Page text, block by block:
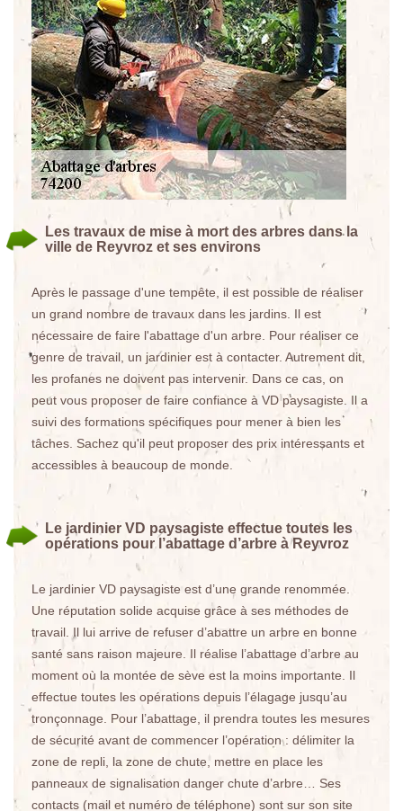
Les travaux de mise à mort des arbres dans la
ville de Reyvroz et ses environs
Après le passage d'une tempête, il est possible de réaliser
un grand nombre de travaux dans les jardins. Il est
nécessaire de faire l'abattage d'un arbre. Pour réaliser ce
genre de travail, un jardinier est à contacter. Autrement dit,
les profanes ne doivent pas intervenir. Dans ce cas, on
peut vous proposer de faire confiance à VD paysagiste. Il a
suivi des formations spécifiques pour mener à bien les
tâches. Sachez qu'il peut proposer des prix intéressants et
accessibles à beaucoup de monde.
Le jardinier VD paysagiste effectue toutes les
opérations pour l’abattage d’arbre à Reyvroz
Le jardinier VD paysagiste est d’une grande renommée.
Une réputation solide acquise grâce à ses méthodes de
travail. Il lui arrive de refuser d’abattre un arbre en bonne
santé sans raison majeure. Il réalise l’abattage d’arbre au
moment où la montée de sève est la moins importante. Il
effectue toutes les opérations depuis l’élagage jusqu’au
tronçonnage. Pour l’abattage, il prendra toutes les mesures
de sécurité avant de commencer l’opération : délimiter la
zone de repli, la zone de chute, mettre en place les
panneaux de signalisation danger chute d’arbre… Ses
contacts (mail et numéro de téléphone) sont sur son site